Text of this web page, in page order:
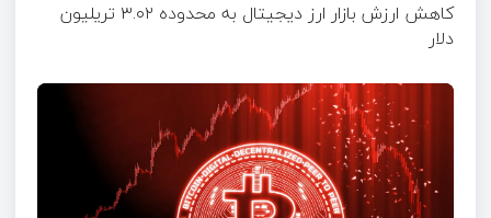
کاهش ارزش بازار ارز دیجیتال به محدوده ۳.۰۲ تریلیون
دلار